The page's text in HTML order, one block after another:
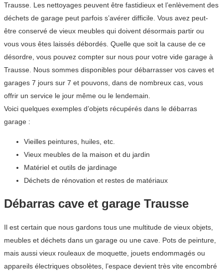
Trausse. Les nettoyages peuvent être fastidieux et l’enlèvement des
déchets de garage peut parfois s’avérer difficile. Vous avez peut-
être conservé de vieux meubles qui doivent désormais partir ou
vous vous êtes laissés débordés. Quelle que soit la cause de ce
désordre, vous pouvez compter sur nous pour votre vide garage à
Trausse. Nous sommes disponibles pour débarrasser vos caves et
garages 7 jours sur 7 et pouvons, dans de nombreux cas, vous
offrir un service le jour même ou le lendemain.
Voici quelques exemples d’objets récupérés dans le débarras
garage :
Vieilles peintures, huiles, etc.
Vieux meubles de la maison et du jardin
Matériel et outils de jardinage
Déchets de rénovation et restes de matériaux
Débarras cave et garage Trausse
Il est certain que nous gardons tous une multitude de vieux objets,
meubles et déchets dans un garage ou une cave. Pots de peinture,
mais aussi vieux rouleaux de moquette, jouets endommagés ou
appareils électriques obsolètes, l’espace devient très vite encombré